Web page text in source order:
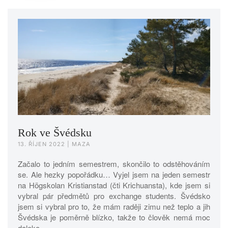
Rok ve Švédsku
13. ŘÍJEN 2022 | MAZA
Začalo to jedním semestrem, skončilo to odstěhováním
se. Ale hezky popořádku… Vyjel jsem na jeden semestr
na Högskolan Kristianstad (čti Krichuansta), kde jsem si
vybral pár předmětů pro exchange students. Švédsko
jsem si vybral pro to, že mám raději zimu než teplo a jih
Švédska je poměrně blízko, takže to člověk nemá moc